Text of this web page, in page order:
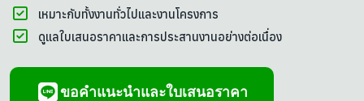
เหมาะกับทั้งงานทั่วไปและงานโครงการ
ดูแลใบเสนอราคาและการประสานงานอย่างต่อเนื่อง
ขอคำแนะนำและใบเสนอราคา